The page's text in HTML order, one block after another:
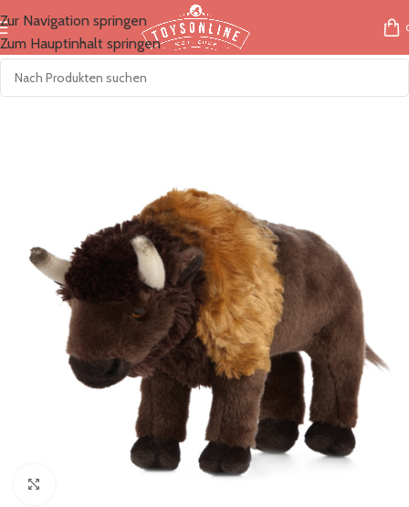
Zur Navigation springen
Zum Hauptinhalt springen
Start/Marken/LivingNature